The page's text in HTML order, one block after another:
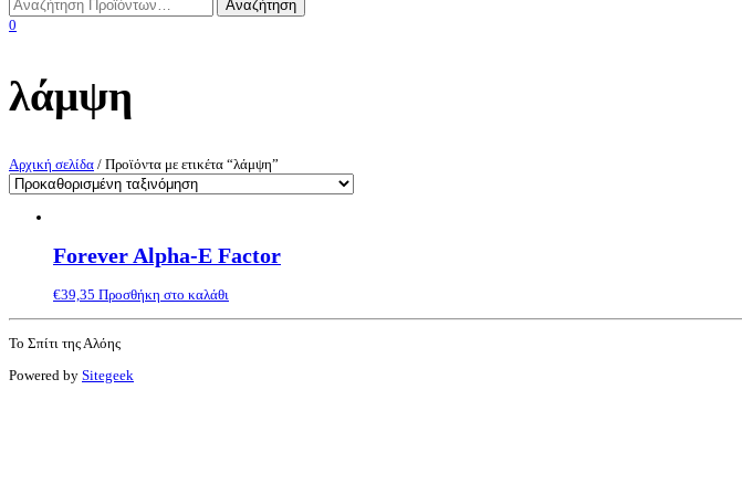
0
λάμψη
Αρχική σελίδα / Προϊόντα με ετικέτα “λάμψη”
Forever Alpha-E Factor
€39,35 Προσθήκη στο καλάθι
Το Σπίτι της Αλόης
Powered by Sitegeek